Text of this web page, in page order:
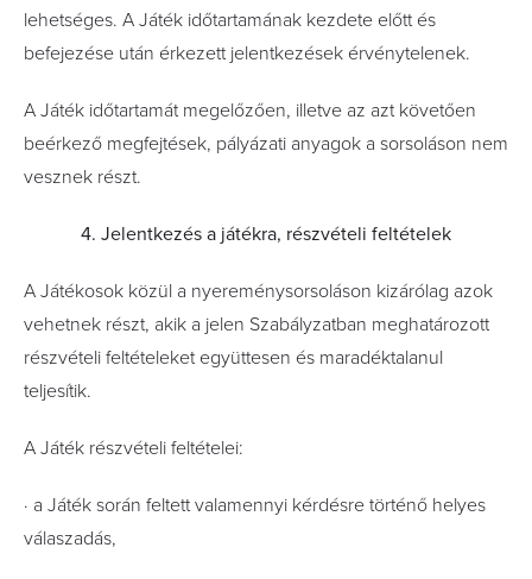
lehetséges. A Játék időtartamának kezdete előtt és
befejezése után érkezett jelentkezések érvénytelenek.
A Játék időtartamát megelőzően, illetve az azt követően
beérkező megfejtések, pályázati anyagok a sorsoláson nem
vesznek részt.
4. Jelentkezés a játékra, részvételi feltételek
A Játékosok közül a nyereménysorsoláson kizárólag azok
vehetnek részt, akik a jelen Szabályzatban meghatározott
részvételi feltételeket együttesen és maradéktalanul
teljesítik.
A Játék részvételi feltételei:
· a Játék során feltett valamennyi kérdésre történő helyes
válaszadás,